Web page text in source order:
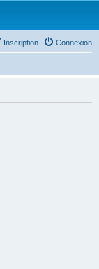
Connexion
Inscription